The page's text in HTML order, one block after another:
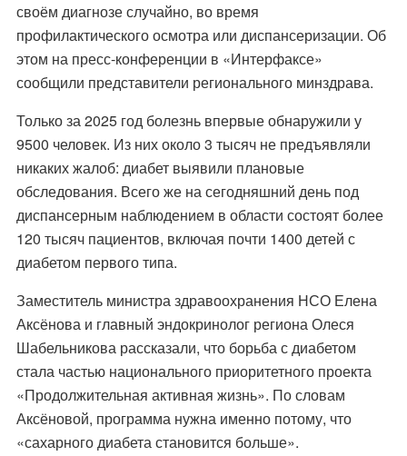
своём диагнозе случайно, во время
профилактического осмотра или диспансеризации. Об
этом на пресс-конференции в «Интерфаксе»
сообщили представители регионального минздрава.
Только за 2025 год болезнь впервые обнаружили у
9500 человек. Из них около 3 тысяч не предъявляли
никаких жалоб: диабет выявили плановые
обследования. Всего же на сегодняшний день под
диспансерным наблюдением в области состоят более
120 тысяч пациентов, включая почти 1400 детей с
диабетом первого типа.
Заместитель министра здравоохранения НСО Елена
Аксёнова и главный эндокринолог региона Олеся
Шабельникова рассказали, что борьба с диабетом
стала частью национального приоритетного проекта
«Продолжительная активная жизнь». По словам
Аксёновой, программа нужна именно потому, что
«сахарного диабета становится больше».